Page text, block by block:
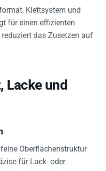
Klettsystem und
für einen effizienten
das Zusetzen auf
Lacke und
Oberflächenstruktur
für Lack- oder